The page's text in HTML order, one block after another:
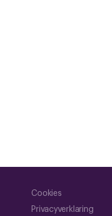
Cookies
Privacyverklaring